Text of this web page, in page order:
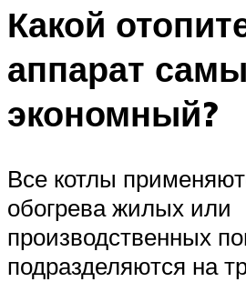
Какой
аппарат
экономный?
Все котлы
обогрева жилых или
производственных
подразделяются на